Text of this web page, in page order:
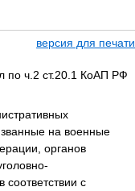
версия для печати
по ч.2 ст.20.1 КоАП РФ
на военные
органов
с